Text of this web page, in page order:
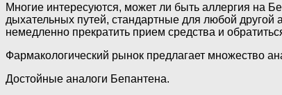
Многие интересуются, может ли быть аллергия на
дыхательных путей, стандартные для любой
немедленно прекратить прием средства и
Фармакологический рынок предлагает множество
Достойные аналоги Бепантена.